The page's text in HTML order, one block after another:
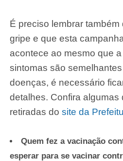
É preciso lembrar
gripe e que esta
acontece ao mesmo que
sintomas são
doenças, é necessário
detalhes. Confira algumas
retiradas do site da
Quem fez a vacinação
esperar para se vacinar